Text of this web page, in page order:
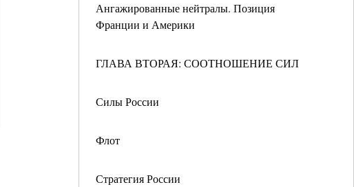
Ангажированные нейтралы. Позиция
Франции и Америки
ГЛАВА ВТОРАЯ: СООТНОШЕНИЕ СИЛ
Силы России
Флот
Стратегия России